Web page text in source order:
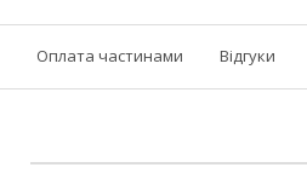
Оплата частинами Відгуки